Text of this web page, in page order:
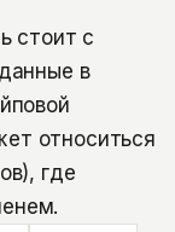
стоит с
в
относиться
где